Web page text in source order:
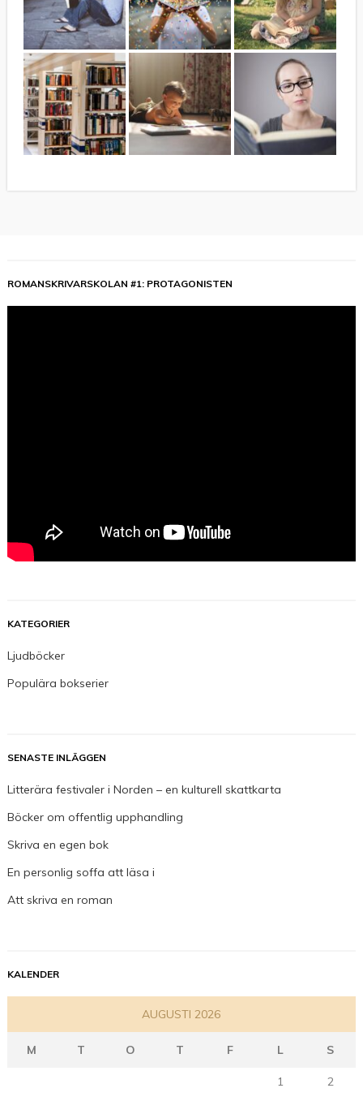
ROMANSKRIVARSKOLAN #1: PROTAGONISTEN
KATEGORIER
Ljudböcker
Populära bokserier
SENASTE INLÄGGEN
Litterära festivaler i Norden – en kulturell skattkarta
Böcker om offentlig upphandling
Skriva en egen bok
En personlig soffa att läsa i
Att skriva en roman
KALENDER
AUGUSTI 2026
M T O T F L S
1 2